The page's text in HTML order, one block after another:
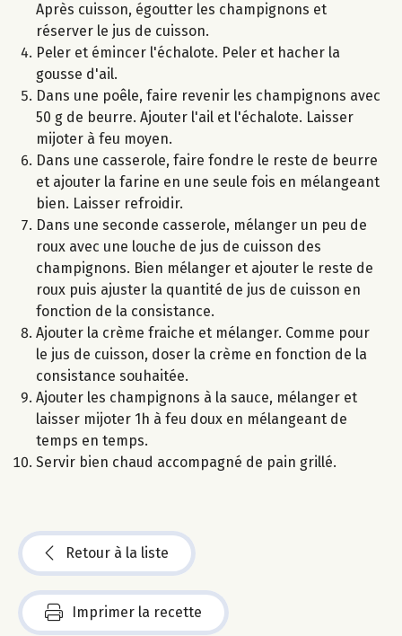
Après cuisson, égoutter les champignons et
réserver le jus de cuisson.
Peler et émincer l'échalote. Peler et hacher la
gousse d'ail.
Dans une poêle, faire revenir les champignons avec
50 g de beurre. Ajouter l'ail et l'échalote. Laisser
mijoter à feu moyen.
Dans une casserole, faire fondre le reste de beurre
et ajouter la farine en une seule fois en mélangeant
bien. Laisser refroidir.
Dans une seconde casserole, mélanger un peu de
roux avec une louche de jus de cuisson des
champignons. Bien mélanger et ajouter le reste de
roux puis ajuster la quantité de jus de cuisson en
fonction de la consistance.
Ajouter la crème fraiche et mélanger. Comme pour
le jus de cuisson, doser la crème en fonction de la
consistance souhaitée.
Ajouter les champignons à la sauce, mélanger et
laisser mijoter 1h à feu doux en mélangeant de
temps en temps.
Servir bien chaud accompagné de pain grillé.
Retour à la liste
Imprimer la recette